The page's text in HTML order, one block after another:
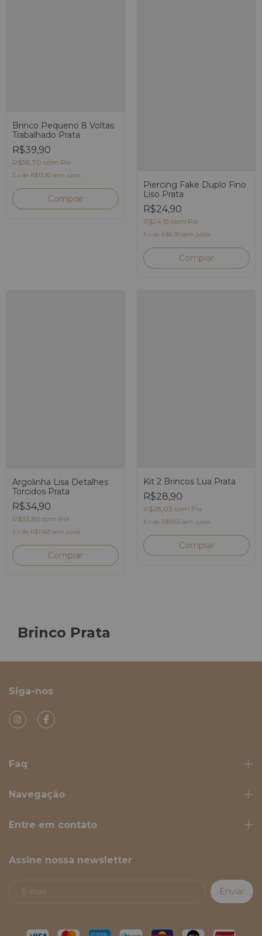
Brinco Pequeno 8 Voltas
Trabalhado Prata
R$39,90
R$38,70 com Pix
3 x de R$13,30 sem juros
Piercing Fake Duplo Fino
Liso Prata
R$24,90
R$24,15 com Pix
3 x de R$8,30 sem juros
Argolinha Lisa Detalhes
Torcidos Prata
R$34,90
R$33,85 com Pix
3 x de R$11,63 sem juros
Kit 2 Brincos Lua Prata
R$28,90
R$28,03 com Pix
3 x de R$9,63 sem juros
Brinco Prata
Siga-nos
Faq
Navegação
Entre em contato
Assine nossa newsletter